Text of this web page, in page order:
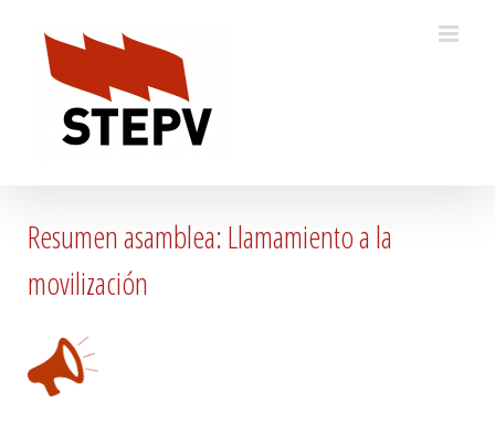
content
Resumen asamblea: Llamamiento a la
movilización